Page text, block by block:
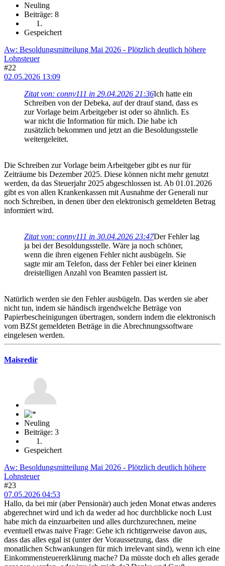
Neuling
Beiträge: 8
Gespeichert
Aw: Besoldungsmitteilung Mai 2026 - Plötzlich deutlich höhere
Lohnsteuer
#22
02.05.2026 13:09
Zitat von: conny111 in 29.04.2026 21:36Ich hatte ein
Schreiben von der Debeka, auf der drauf stand, dass es
zur Vorlage beim Arbeitgeber ist oder so ähnlich. Es
war nicht die Information für mich. Die habe ich
zusätzlich bekommen und jetzt an die Besoldungsstelle
weitergeleitet.
Die Schreiben zur Vorlage beim Arbeitgeber gibt es nur für
Zeiträume bis Dezember 2025. Diese können nicht mehr genutzt
werden, da das Steuerjahr 2025 abgeschlossen ist. Ab 01.01.2026
gibt es von allen Krankenkassen mit Ausnahme der Generali nur
noch Schreiben, in denen über den elektronisch gemeldeten Betrag
informiert wird.
Zitat von: conny111 in 30.04.2026 23:47Der Fehler lag
ja bei der Besoldungsstelle. Wäre ja noch schöner,
wenn die ihren eigenen Fehler nicht ausbügeln. Sie
sagte mir am Telefon, dass der Fehler bei einer kleinen
dreistelligen Anzahl von Beamten passiert ist.
Natürlich werden sie den Fehler ausbügeln. Das werden sie aber
nicht tun, indem sie händisch irgendwelche Beträge von
Papierbescheinigungen übertragen, sondern indem die elektronisch
vom BZSt gemeldeten Beträge in die Abrechnungssoftware
eingelesen werden.
Maisredir
Neuling
Beiträge: 3
Gespeichert
Aw: Besoldungsmitteilung Mai 2026 - Plötzlich deutlich höhere
Lohnsteuer
#23
07.05.2026 04:53
Hallo, da bei mir (aber Pensionär) auch jeden Monat etwas anderes
abgerechnet wird und ich da weder ad hoc durchblicke noch Lust
habe mich da einzuarbeiten und alles durchzurechnen, meine
eventuell etwas naive Frage: Gehe ich richtigerweise davon aus,
dass das alles egal ist (unter der Voraussetzung, dass die
monatlichen Schwankungen für mich irrelevant sind), wenn ich eine
Einkommensteuererklärung mache? Da müsste doch eh alles gerade